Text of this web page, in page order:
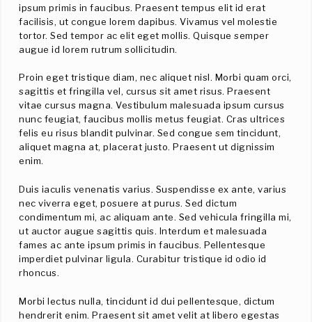
ipsum primis in faucibus. Praesent tempus elit id erat
facilisis, ut congue lorem dapibus. Vivamus vel molestie
tortor. Sed tempor ac elit eget mollis. Quisque semper
augue id lorem rutrum sollicitudin.
Proin eget tristique diam, nec aliquet nisl. Morbi quam orci,
sagittis et fringilla vel, cursus sit amet risus. Praesent
vitae cursus magna. Vestibulum malesuada ipsum cursus
nunc feugiat, faucibus mollis metus feugiat. Cras ultrices
felis eu risus blandit pulvinar. Sed congue sem tincidunt,
aliquet magna at, placerat justo. Praesent ut dignissim
enim.
Duis iaculis venenatis varius. Suspendisse ex ante, varius
nec viverra eget, posuere at purus. Sed dictum
condimentum mi, ac aliquam ante. Sed vehicula fringilla mi,
ut auctor augue sagittis quis. Interdum et malesuada
fames ac ante ipsum primis in faucibus. Pellentesque
imperdiet pulvinar ligula. Curabitur tristique id odio id
rhoncus.
Morbi lectus nulla, tincidunt id dui pellentesque, dictum
hendrerit enim. Praesent sit amet velit at libero egestas